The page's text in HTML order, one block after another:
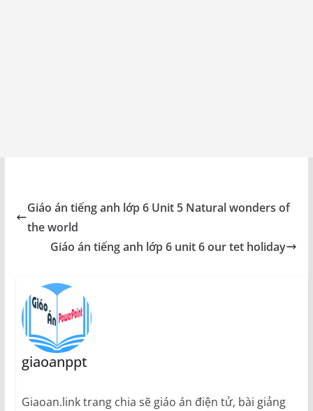
Giáo án tiếng anh lớp 6 Unit 5 Natural wonders of
the world
Giáo án tiếng anh lớp 6 unit 6 our tet holiday
giaoanppt
Giaoan.link trang chia sẽ giáo án điện tử, bài giảng